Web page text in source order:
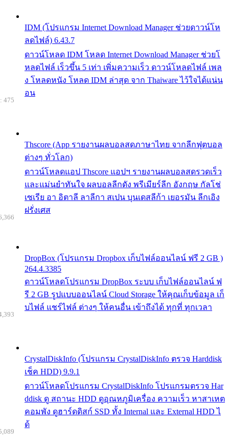
IDM (โปรแกรม Internet Download Manager ช่วยดาวน์โห
ลดไฟล์) 6.43.7
ดาวน์โหลด IDM โหลด Internet Download Manager ช่วยโ
หลดไฟล์ เร็วขึ้น 5 เท่า เพิ่มความเร็ว ดาวน์โหลดไฟล์ เพล
ง โหลดหนัง โหลด IDM ล่าสุด จาก Thaiware ไว้ใจได้แน่น
อน
Thscore (App รายงานผลบอลสดภาษาไทย จากลีกฟุตบอล
ต่างๆ ทั่วโลก)
ดาวน์โหลดแอป Thscore แอปฯ รายงานผลบอลสดรวดเร็ว
และแม่นยำทันใจ ผลบอลลีกดัง พรีเมียร์ลีก อังกฤษ กัลโช่
เซเรีย อา อิตาลี ลาลีกา สเปน บุนเดสลีก้า เยอรมัน ลีกเอิง
ฝรั่งเศส
475
DropBox (โปรแกรม Dropbox เก็บไฟล์ออนไลน์ ฟรี 2 GB )
264.4.3385
ดาวน์โหลดโปรแกรม DropBox ระบบ เก็บไฟล์ออนไลน์ ฟ
รี 2 GB รูปแบบออนไลน์ Cloud Storage ให้คุณเก็บข้อมูล เก็
บไฟล์ แชร์ไฟล์ ต่างๆ ให้คนอื่น เข้าถึงได้ ทุกที่ ทุกเวลา
CrystalDiskInfo (โปรแกรม CrystalDiskInfo ตรวจ Harddisk
เช็ค HDD) 9.9.1
ดาวน์โหลดโปรแกรม CrystalDiskInfo โปรแกรมตรวจ Har
ddisk ดู สถานะ HDD ดูอุณหภูมิเครื่อง ความเร็ว หาสาเหต
คอมพัง ดูฮาร์ดดิสก์ SSD ทั้ง Internal และ External HDD ไ
ด้